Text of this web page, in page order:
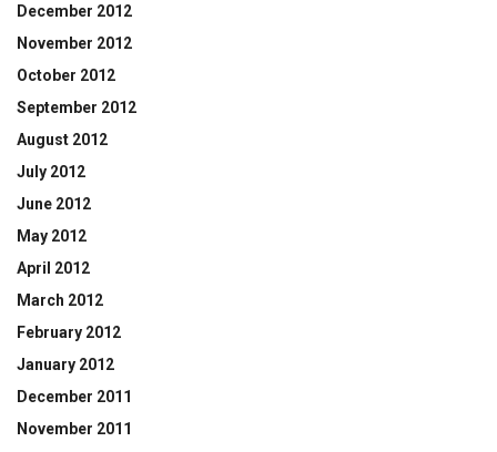
December 2012
November 2012
October 2012
September 2012
August 2012
July 2012
June 2012
May 2012
April 2012
March 2012
February 2012
January 2012
December 2011
November 2011